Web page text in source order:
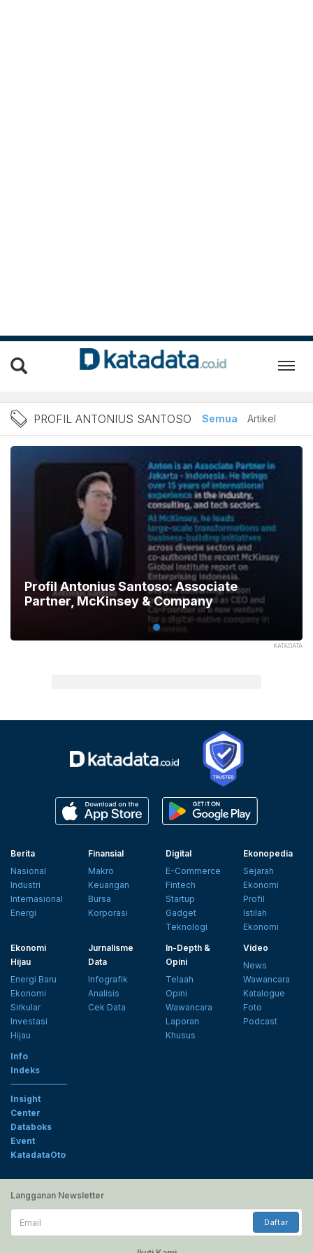
Berita profil Antonius
PROFIL ANTONIUS SANTOSO Semua Artikel
KATADATA
Profil Antonius Santoso: Associate
Partner, McKinsey & Company
Berita
Nasional
Industri
Internasional
Energi
Finansial
Makro
Keuangan
Bursa
Korporasi
Digital
E-Commerce
Fintech
Startup
Gadget
Teknologi
Ekonopedia
Sejarah
Ekonomi
Profil
Istilah
Ekonomi
Ekonomi
Hijau
Energi Baru
Ekonomi
Sirkular
Investasi
Hijau
Jurnalisme
Data
Infografik
Analisis
Cek Data
In-Depth &
Opini
Telaah
Opini
Wawancara
Laporan
Khusus
Video
News
Wawancara
Katalogue
Foto
Podcast
Info
Indeks
Insight
Center
Databoks
Event
KatadataOto
Langganan Newsletter
Email
Daftar